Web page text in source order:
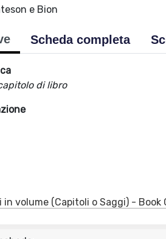
e Bion
Scheda completa
di libro
in volume (Capitoli o Saggi) - Book